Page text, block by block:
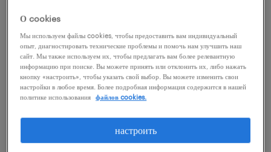
Попробуйте удалить некоторые из
примененных фильтров.
Вы искали работу в определенном месте?
Учтите возможность расширения диапазона
вокруг местонахождения.
Измените название должности или ключевые
слова и проверьте, правильно ли они
О cookies
Мы используем файлы cookies, чтобы предоставить вам индивидуальный
опыт, диагностировать технические проблемы и помочь нам улучшить наш
сайт. Мы также используем их, чтобы предлагать вам более релевантную
информацию при поиске. Вы можете принять или отклонить их, либо нажать
кнопку «настроить», чтобы указать свой выбор. Вы можете изменить свои
настройки в любое время. Более подробная информация содержится в нашей
политике использования
файлов cookies.
настроить